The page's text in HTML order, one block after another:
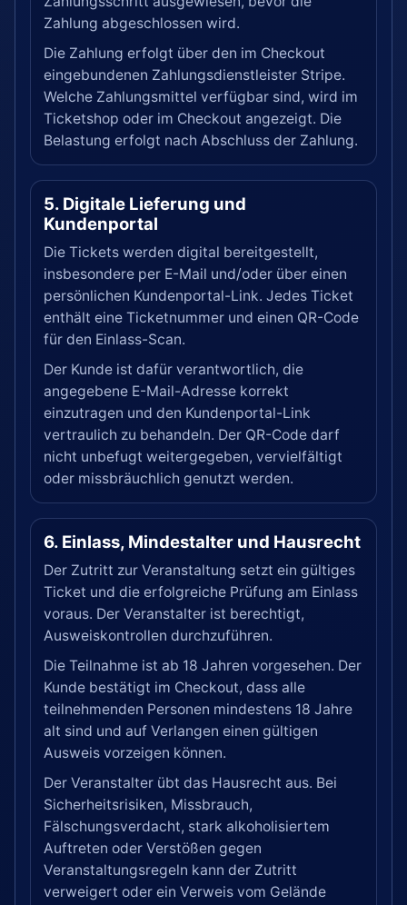
Zahlung abgeschlossen wird.
Die Zahlung erfolgt über den im Checkout
eingebundenen Zahlungsdienstleister Stripe.
Welche Zahlungsmittel verfügbar sind, wird im
Ticketshop oder im Checkout angezeigt. Die
Belastung erfolgt nach Abschluss der Zahlung.
5. Digitale Lieferung und
Kundenportal
Die Tickets werden digital bereitgestellt,
insbesondere per E-Mail und/oder über einen
persönlichen Kundenportal-Link. Jedes Ticket
enthält eine Ticketnummer und einen QR-Code
für den Einlass-Scan.
Der Kunde ist dafür verantwortlich, die
angegebene E-Mail-Adresse korrekt
einzutragen und den Kundenportal-Link
vertraulich zu behandeln. Der QR-Code darf
nicht unbefugt weitergegeben, vervielfältigt
oder missbräuchlich genutzt werden.
6. Einlass, Mindestalter und Hausrecht
Der Zutritt zur Veranstaltung setzt ein gültiges
Ticket und die erfolgreiche Prüfung am Einlass
voraus. Der Veranstalter ist berechtigt,
Ausweiskontrollen durchzuführen.
Die Teilnahme ist ab 18 Jahren vorgesehen. Der
Kunde bestätigt im Checkout, dass alle
teilnehmenden Personen mindestens 18 Jahre
alt sind und auf Verlangen einen gültigen
Ausweis vorzeigen können.
Der Veranstalter übt das Hausrecht aus. Bei
Sicherheitsrisiken, Missbrauch,
Fälschungsverdacht, stark alkoholisiertem
Auftreten oder Verstößen gegen
Veranstaltungsregeln kann der Zutritt
verweigert oder ein Verweis vom Gelände